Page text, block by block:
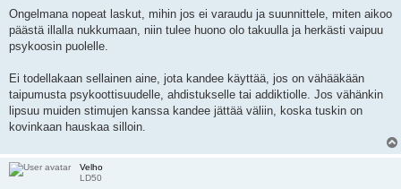
Ongelmana nopeat laskut, mihin jos ei varaudu ja suunnittele, miten aikoo
päästä illalla nukkumaan, niin tulee huono olo takuulla ja herkästi vaipuu
psykoosin puolelle.
Ei todellakaan sellainen aine, jota kandee käyttää, jos on vähääkään
taipumusta psykoottisuudelle, ahdistukselle tai addiktiolle. Jos vähänkin
lipsuu muiden stimujen kanssa kandee jättää väliin, koska tuskin on
kovinkaan hauskaa silloin.
Velho
LD50